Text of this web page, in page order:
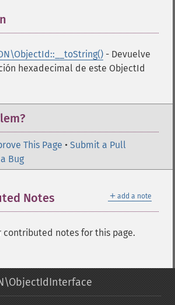
- Devuelve
hexadecimal de este ObjectId
This Page • Submit a Pull
Bug
＋ add a note
Notes
contributed notes for this page.